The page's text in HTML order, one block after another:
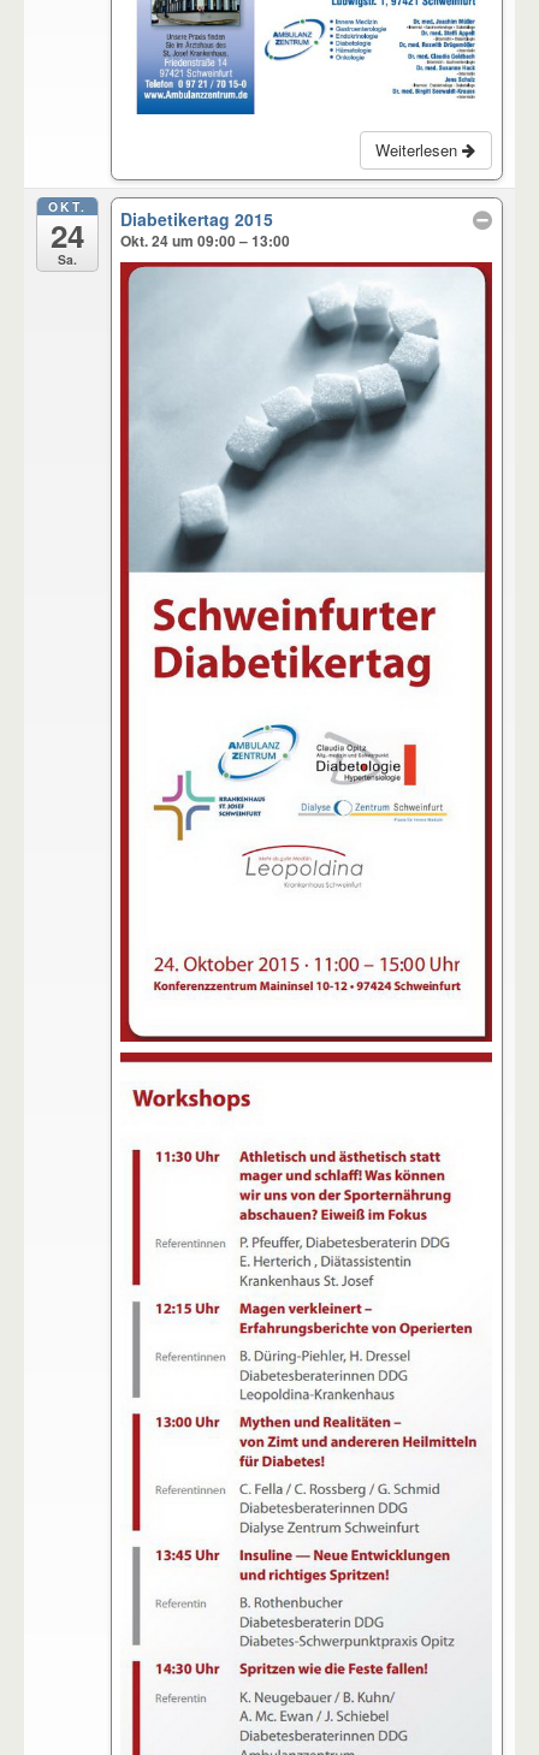
Weiterlesen
OKT.
24
Sa.
Diabetikertag 2015
Okt. 24 um 09:00 – 13:00